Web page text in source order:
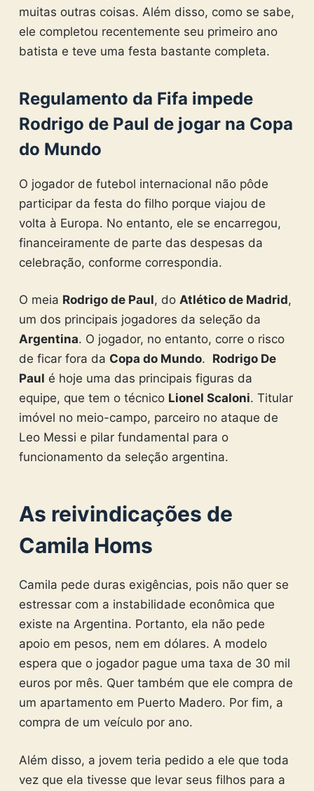
muitas outras coisas. Além disso, como se sabe,
ele completou recentemente seu primeiro ano
batista e teve uma festa bastante completa.
Regulamento da Fifa impede
Rodrigo de Paul de jogar na Copa
do Mundo
O jogador de futebol internacional não pôde
participar da festa do filho porque viajou de
volta à Europa. No entanto, ele se encarregou,
financeiramente de parte das despesas da
celebração, conforme correspondia.
O meia Rodrigo de Paul, do Atlético de Madrid,
um dos principais jogadores da seleção da
Argentina. O jogador, no entanto, corre o risco
de ficar fora da Copa do Mundo. Rodrigo De
Paul é hoje uma das principais figuras da
equipe, que tem o técnico Lionel Scaloni. Titular
imóvel no meio-campo, parceiro no ataque de
Leo Messi e pilar fundamental para o
funcionamento da seleção argentina.
As reivindicações de
Camila Homs
Camila pede duras exigências, pois não quer se
estressar com a instabilidade econômica que
existe na Argentina. Portanto, ela não pede
apoio em pesos, nem em dólares. A modelo
espera que o jogador pague uma taxa de 30 mil
euros por mês. Quer também que ele compra de
um apartamento em Puerto Madero. Por fim, a
compra de um veículo por ano.
Além disso, a jovem teria pedido a ele que toda
vez que ela tivesse que levar seus filhos para a